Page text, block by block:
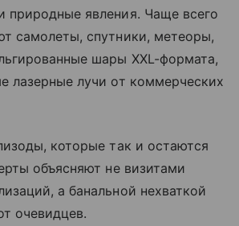
природные явления. Чаще всего
самолеты, спутники, метеоры,
шары XXL-формата,
лазерные лучи от коммерческих
которые так и остаются
объясняют не визитами
а банальной нехваткой
очевидцев.